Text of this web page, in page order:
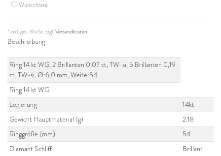
Wunschliste
* inkl. ges. MwSt. zzgl.Versandkosten
Beschreibung
Ring 14 kt WG, 2 Brillanten 0,07 ct, TW-si, 5 Brillanten 0,19
ct, TW-si, Ø:6,0 mm, Weite:54
Ring 14 kt WG
Legierung
14kt
Gewicht Hauptmaterial (g)
2.18
Ringgröße (mm)
54
Diamant Schliff
Brillant